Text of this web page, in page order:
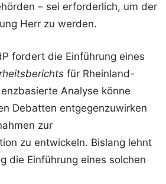
– sei erforderlich, um der
Herr zu werden.
fordert die Einführung eines
für Rheinland-
Analyse könne
Debatten entgegenzuwirken
zur
zu entwickeln. Bislang lehnt
die Einführung eines solchen